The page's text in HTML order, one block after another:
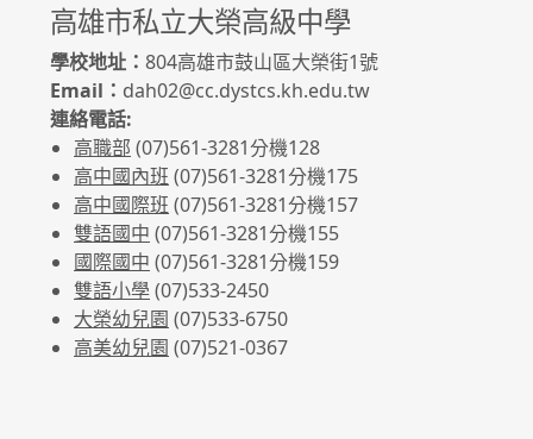
高雄市私立大榮高級中學
學校地址： 804高雄市鼓山區大榮街1號
Email： dah02@cc.dystcs.kh.edu.tw
連絡電話:
高職部 (07)561-3281分機128
高中國內班 (07)561-3281分機175
高中國際班 (07)561-3281分機157
雙語國中 (07)561-3281分機155
國際國中 (07)561-3281分機159
雙語小學(07)533-2450
大榮幼兒園 (07)533-6750
高美幼兒園 (07)521-0367